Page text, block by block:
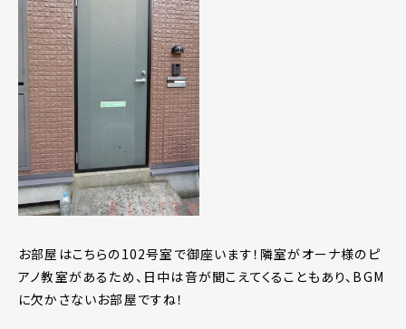
お部屋はこちらの102号室で御座います！隣室がオーナ様のピ
アノ教室があるため、日中は音が聞こえてくることもあり、BGM
に欠かさないお部屋ですね！